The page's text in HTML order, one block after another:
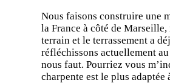
Nous faisons construire une
la France à côté de Marseille,
terrain et le terrassement a
réfléchissons actuellement
nous faut. Pourriez vous
charpente est le plus adaptée